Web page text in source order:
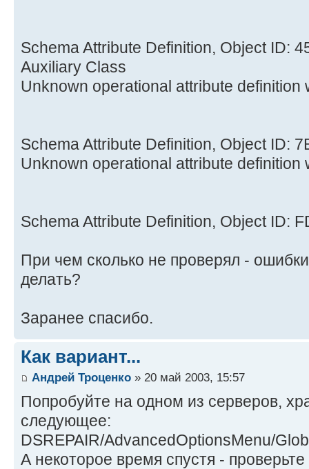
Schema Attribute Definition, Object ID:
Auxiliary Class
Unknown operational attribute definition
Schema Attribute Definition, Object ID:
Unknown operational attribute definition
Schema Attribute Definition, Object ID:
При чем сколько не проверял -
делать?
Заранее спасибо.
Как вариант...
Андрей Троценко » 20 май 2003, 15:57
Попробуйте на одном из серверов,
следующее:
DSREPAIR/AdvancedOptionsMenu/
А некоторое время спустя -